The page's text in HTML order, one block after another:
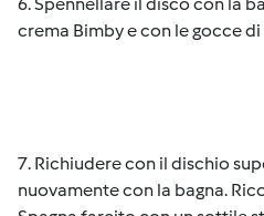
crema Bimby e con le gocce
7. Richiudere con il dischio
nuovamente con la bagna.